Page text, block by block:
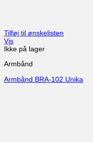
Tilføj til ønskelisten
Vis
Ikke på lager
Armbånd
Armbånd BRA-102 Unika